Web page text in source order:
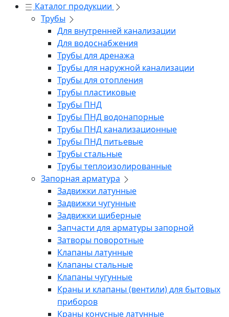
Каталог продукции
Трубы
Для внутренней канализации
Для водоснабжения
Трубы для дренажа
Трубы для наружной канализации
Трубы для отопления
Трубы пластиковые
Трубы ПНД
Трубы ПНД водонапорные
Трубы ПНД канализационные
Трубы ПНД питьевые
Трубы стальные
Трубы теплоизолированные
Запорная арматура
Задвижки латунные
Задвижки чугунные
Задвижки шиберные
Запчасти для арматуры запорной
Затворы поворотные
Клапаны латунные
Клапаны стальные
Клапаны чугунные
Краны и клапаны (вентили) для бытовых
приборов
Краны конусные латунные